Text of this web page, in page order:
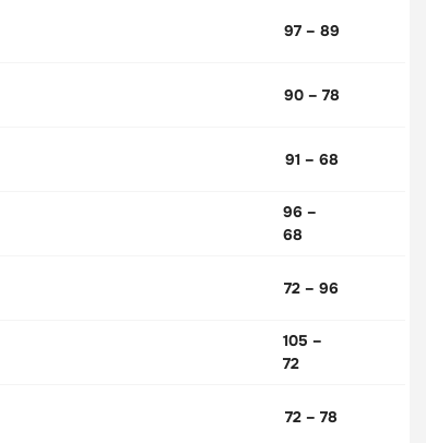
97 – 89
90 – 78
91 – 68
96 –
68
72 – 96
105 –
72
72 – 78